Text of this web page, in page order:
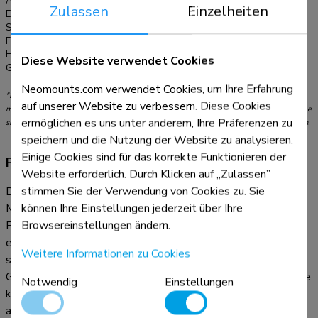
(Montage ebenfalls ober- und unterhalb des Bildschirms
möglich).
EAN:
Serie:
Farbe:
Hauptmaterial:
Garantie:
5 Jahre
*Bitte beachten: Die angegebenen Zollgrößen sind nur ein Anhaltspunkt, kombiniert
mit dem Gewicht und den VESA-Größen. Das maximale Gewicht und die VESA-Größe
sind absolute Beschränkungen für die Produkte und sollten nicht überschritten werden.
Produktinformationen
Das Neomounts AV1-875BL ist ein Videobar- und
Multimedia-Kit, das optional für den mobilen Bodenständer
FL55-875BL1 und die Wandhalterung WL55-875BL1
erhältlich ist. Das Kit ermöglicht die Installation einer
separaten Kameraablage und einer Ablage für Multimedia-
Geräte auf dem Bodenständer. Die universelle Kameraablage
kann sowohl oberhalb als auch unterhalb des Bildschirms
angebracht werden und ist in der Höhe und Tiefe verstellbar,
Zulassen Einzelheiten
Diese Website verwendet Cookies
Neomounts.com verwendet Cookies, um Ihre Erfahrung
auf unserer Website zu verbessern. Diese Cookies
ermöglichen es uns unter anderem, Ihre Präferenzen zu
speichern und die Nutzung der Website zu analysieren.
Einige Cookies sind für das korrekte Funktionieren der
Website erforderlich. Durch Klicken auf „Zulassen”
stimmen Sie der Verwendung von Cookies zu. Sie
können Ihre Einstellungen jederzeit über Ihre
Browsereinstellungen ändern.
Weitere Informationen zu Cookies
Notwendig
Einstellungen